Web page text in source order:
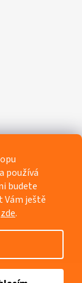
používá
budete
ještě
zde.